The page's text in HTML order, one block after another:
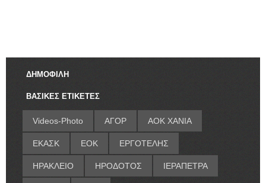
ΔΗΜΟΦΙΛΗ
ΒΑΣΙΚΕΣ ΕΤΙΚΕΤΕΣ
Videos-Photo ΑΓΟΡ ΑΟΚ ΧΑΝΙΑ
ΕΚΑΣΚ ΕΟΚ ΕΡΓΟΤΕΛΗΣ
ΗΡΑΚΛΕΙΟ ΗΡΟΔΟΤΟΣ ΙΕΡΑΠΕΤΡΑ